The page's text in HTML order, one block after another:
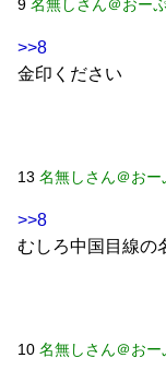
9 名無しさん＠おー
>>8
金印ください
13 名無しさん＠おー
>>8
むしろ中国目線の
10 名無しさん＠おー